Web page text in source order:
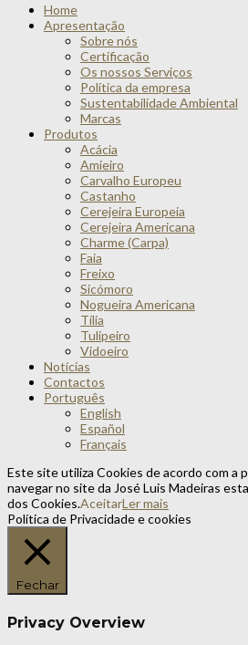
Home
Apresentação
Sobre nós
Certificação
Os nossos Serviços
Política da empresa
Sustentabilidade Ambiental
Marcas
Produtos
Acácia
Amieiro
Carvalho Europeu
Castanho
Cerejeira Europeia
Cerejeira Americana
Charme (Carpa)
Faia
Freixo
Sicómoro
Nogueira Americana
Tília
Tulipeiro
Vidoeiro
Notícias
Contactos
Português
English
Español
Français
Este site utiliza Cookies de acordo com a
navegar no site da José Luis Madeiras
dos Cookies.AceitarLer mais
Política de Privacidade e cookies
Fechar
Privacy Overview